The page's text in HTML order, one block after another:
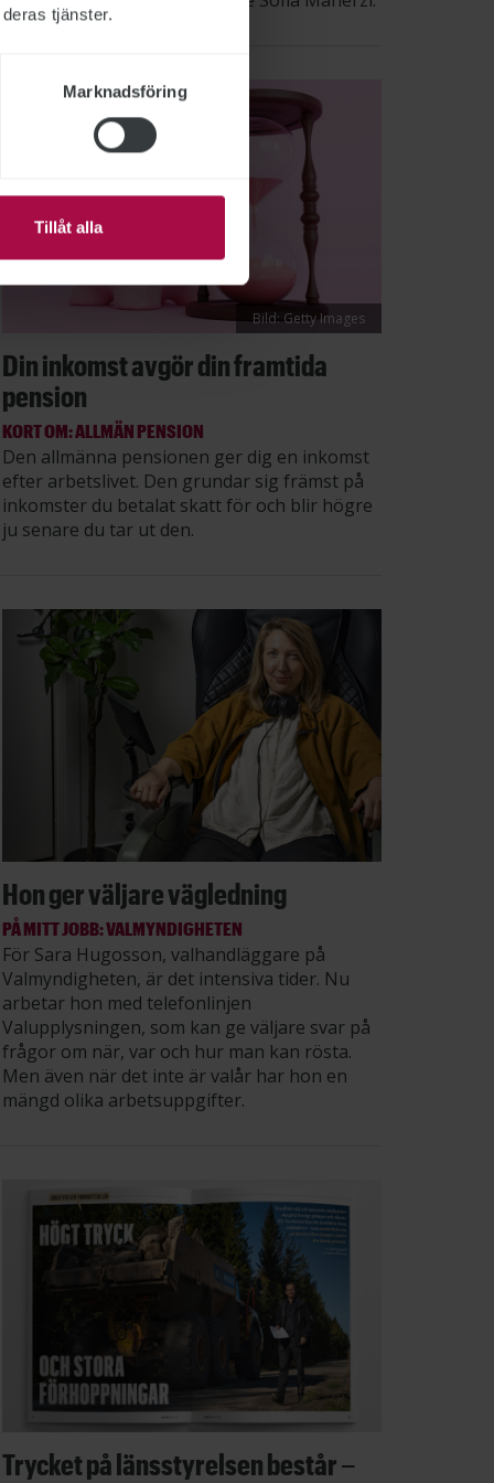
tjänster.
Marknadsföring
Tillåt alla
Bild: Getty Images
Din inkomst avgör din framtida
pension
KORT OM: ALLMÄN PENSION
Den allmänna pensionen ger dig en inkomst
efter arbetslivet. Den grundar sig främst på
inkomster du betalat skatt för och blir högre
ju senare du tar ut den.
Hon ger väljare vägledning
PÅ MITT JOBB: VALMYNDIGHETEN
För Sara Hugosson, valhandläggare på
Valmyndigheten, är det intensiva tider. Nu
arbetar hon med telefonlinjen
Valupplysningen, som kan ge väljare svar på
frågor om när, var och hur man kan rösta.
Men även när det inte är valår har hon en
mängd olika arbetsuppgifter.
Trycket på länsstyrelsen består –